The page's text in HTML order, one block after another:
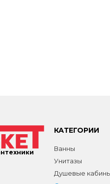
КАТЕГОРИИ
Ванны
Унитазы
Душевые